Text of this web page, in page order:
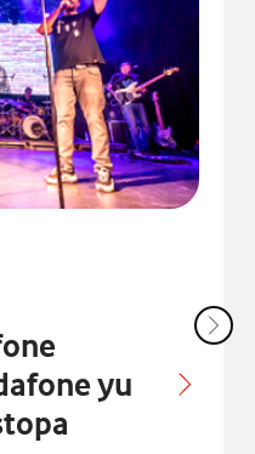
con con
relacionados con
yu